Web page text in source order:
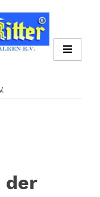
der